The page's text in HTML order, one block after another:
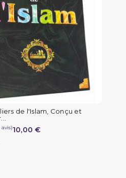
de l'Islam, Conçu et
10,00 €